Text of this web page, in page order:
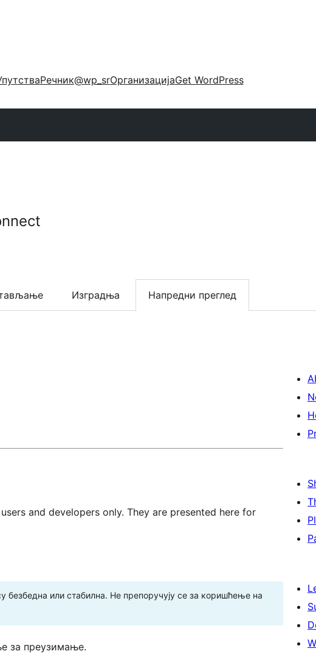
Речник@wp_srОрганизацијаGet WordPress
Изградња Напредни преглед
and developers only. They are presented here for
или стабилна. Не препоручују се за коришћење на
за преузимање.